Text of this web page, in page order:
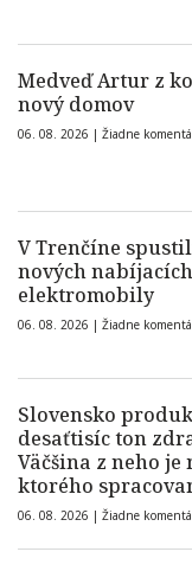
Medveď Artur z
nový domov
06. 08. 2026 | Žiadne
V Trenčíne
nových
elektromobily
06. 08. 2026 | Žiadne
Slovensko
desaťtisíc ton
Väčšina z neho je
ktorého
06. 08. 2026 | Žiadne